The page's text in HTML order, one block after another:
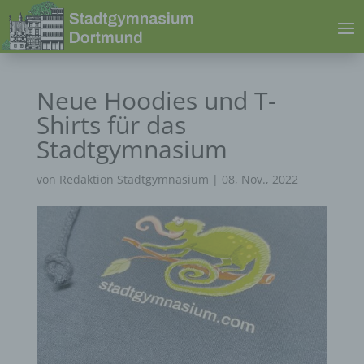
Neue Hoodies und T-
Shirts für das
Stadtgymnasium
von Redaktion Stadtgymnasium | 08, Nov., 2022